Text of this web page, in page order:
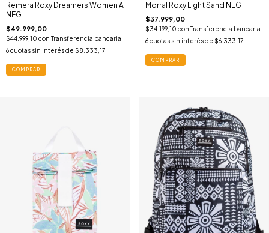
Remera Roxy Dreamers Women A
NEG
$49.999,00
$44.999,10 con Transferencia bancaria
6cuotas sin interés de $8.333,17
COMPRAR
Morral Roxy Light Sand NEG
$37.999,00
$34.199,10 con Transferencia bancaria
6 cuotas sin interés de $6.333,17
COMPRAR